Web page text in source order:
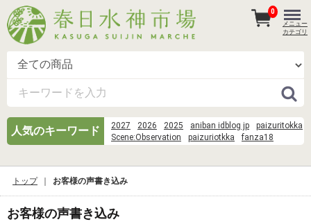
人気のキーワード 2027 2026 2025 aniban idblog jp
paizuritokka
Scene:Observation
paizuriotkka
fanza18
eachother)%2Cissei%2Cayako%2CKaede
suisei danbooru
0
メニュー
カテゴリ
トップ お客様の声書き込み
お客様の声書き込み